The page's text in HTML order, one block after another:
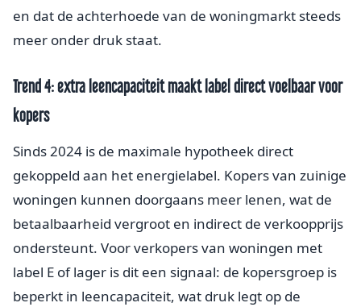
en dat de achterhoede van de woningmarkt steeds
meer onder druk staat.
Trend 4: extra leencapaciteit maakt label direct voelbaar voor
kopers
Sinds 2024 is de maximale hypotheek direct
gekoppeld aan het energielabel. Kopers van zuinige
woningen kunnen doorgaans meer lenen, wat de
betaalbaarheid vergroot en indirect de verkoopprijs
ondersteunt. Voor verkopers van woningen met
label E of lager is dit een signaal: de kopersgroep is
beperkt in leencapaciteit, wat druk legt op de